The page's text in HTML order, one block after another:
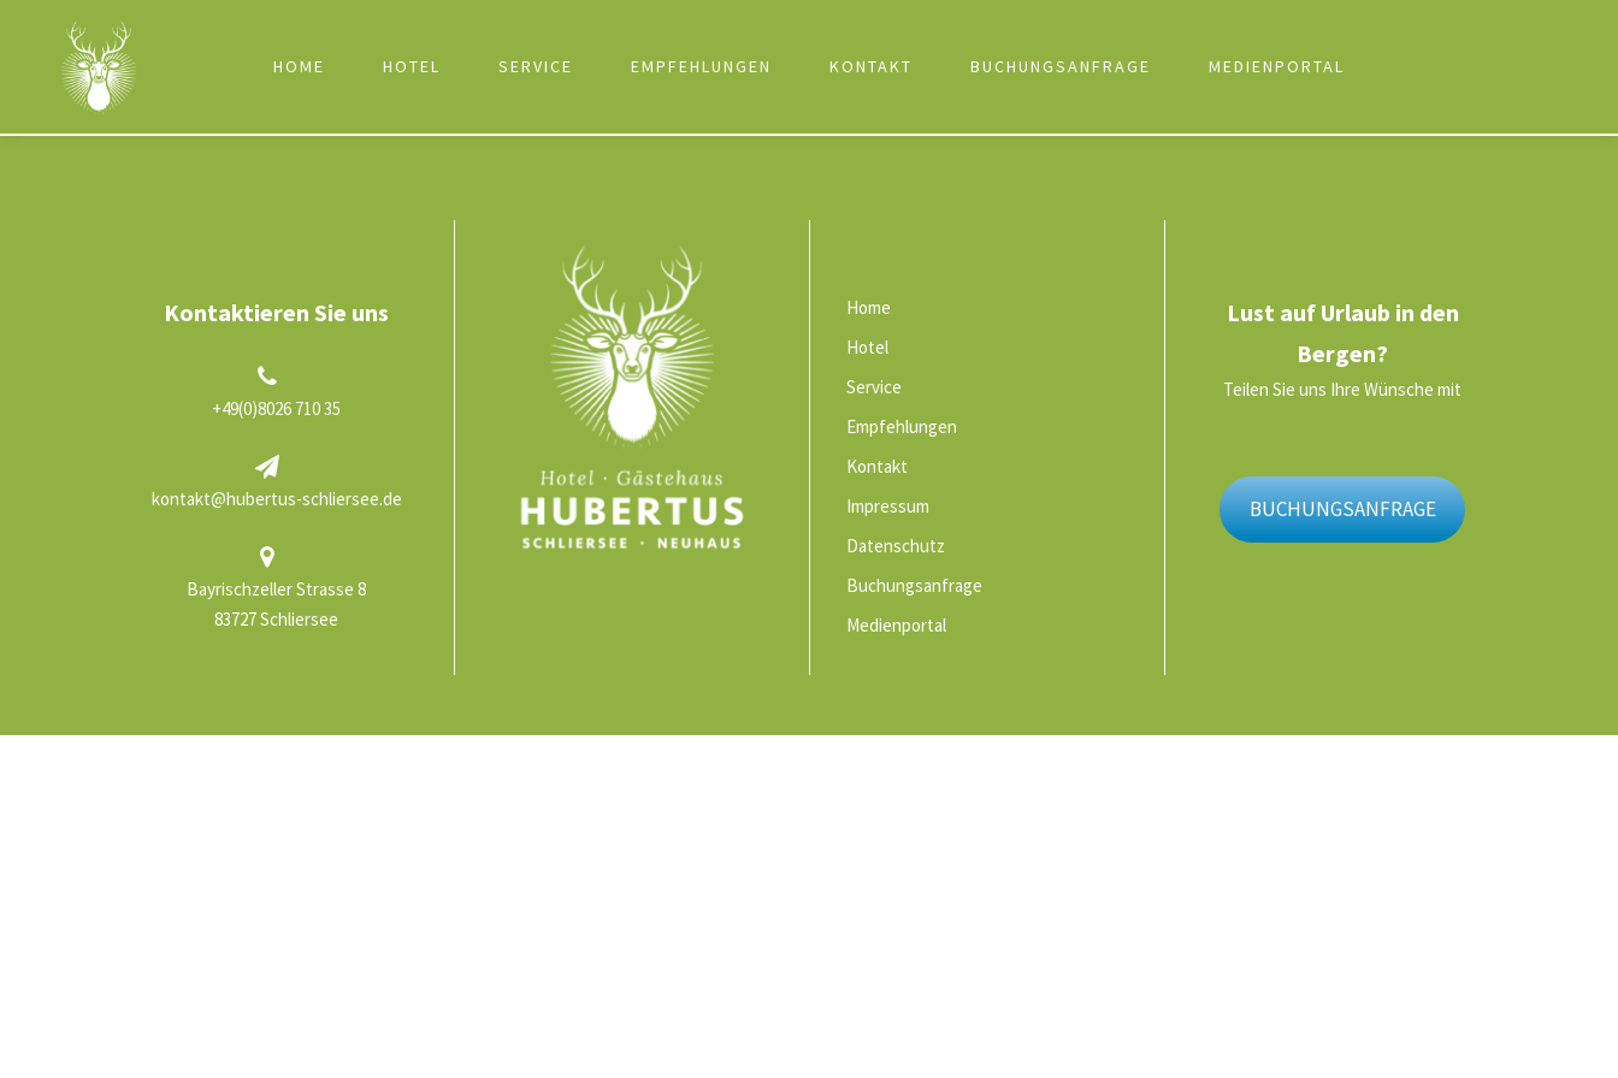
HOME HOTEL SERVICE EMPFEHLUNGEN KONTAKT BUCHUNGSANFRAGE MEDIENPORTAL
Kontaktieren Sie uns
+49(0)8026 710 35
kontakt@hubertus-schliersee.de
Bayrischzeller Strasse 8
83727 Schliersee
Home
Hotel
Service
Empfehlungen
Kontakt
Impressum
Datenschutz
Buchungsanfrage
Medienportal
Lust auf Urlaub in den
Bergen?
Teilen Sie uns Ihre Wünsche mit
BUCHUNGSANFRAGE